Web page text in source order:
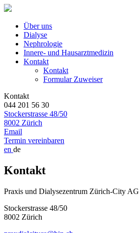
Über uns
Dialyse
Nephrologie
Innere- und Hausarztmedizin
Kontakt
Kontakt
Formular Zuweiser
Kontakt
044 201 56 30
Stockerstrasse 48/50
8002 Zürich
Email
Termin vereinbaren
en de
Kontakt
Praxis und Dialysezentrum Zürich-City AG
Stockerstrasse 48/50
8002 Zürich